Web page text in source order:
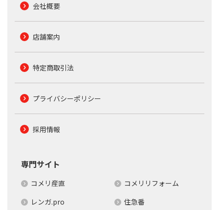
会社概要
店舗案内
特定商取引法
プライバシーポリシー
採用情報
専門サイト
コメリ産直
コメリリフォーム
レンガ.pro
住急番